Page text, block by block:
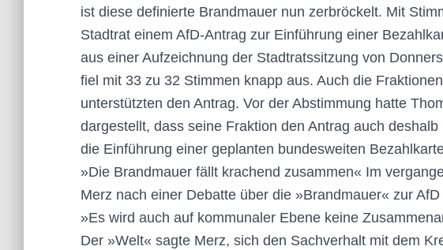
ist diese definierte Brandmauer nun zerbröckelt. Mit
Stadtrat einem AfD-Antrag zur Einführung einer
aus einer Aufzeichnung der Stadtratssitzung von
fiel mit 33 zu 32 Stimmen knapp aus. Auch die
unterstützten den Antrag. Vor der Abstimmung hatte
dargestellt, dass seine Fraktion den Antrag auch
die Einführung einer geplanten bundesweiten
»Die Brandmauer fällt krachend zusammen« Im
Merz nach einer Debatte über die »Brandmauer« zur
»Es wird auch auf kommunaler Ebene keine
Der »Welt« sagte Merz, sich den Sachverhalt mit dem